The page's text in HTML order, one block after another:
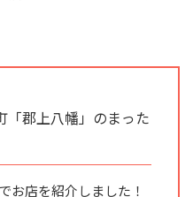
「郡上八幡」のまった
お店を紹介しました！